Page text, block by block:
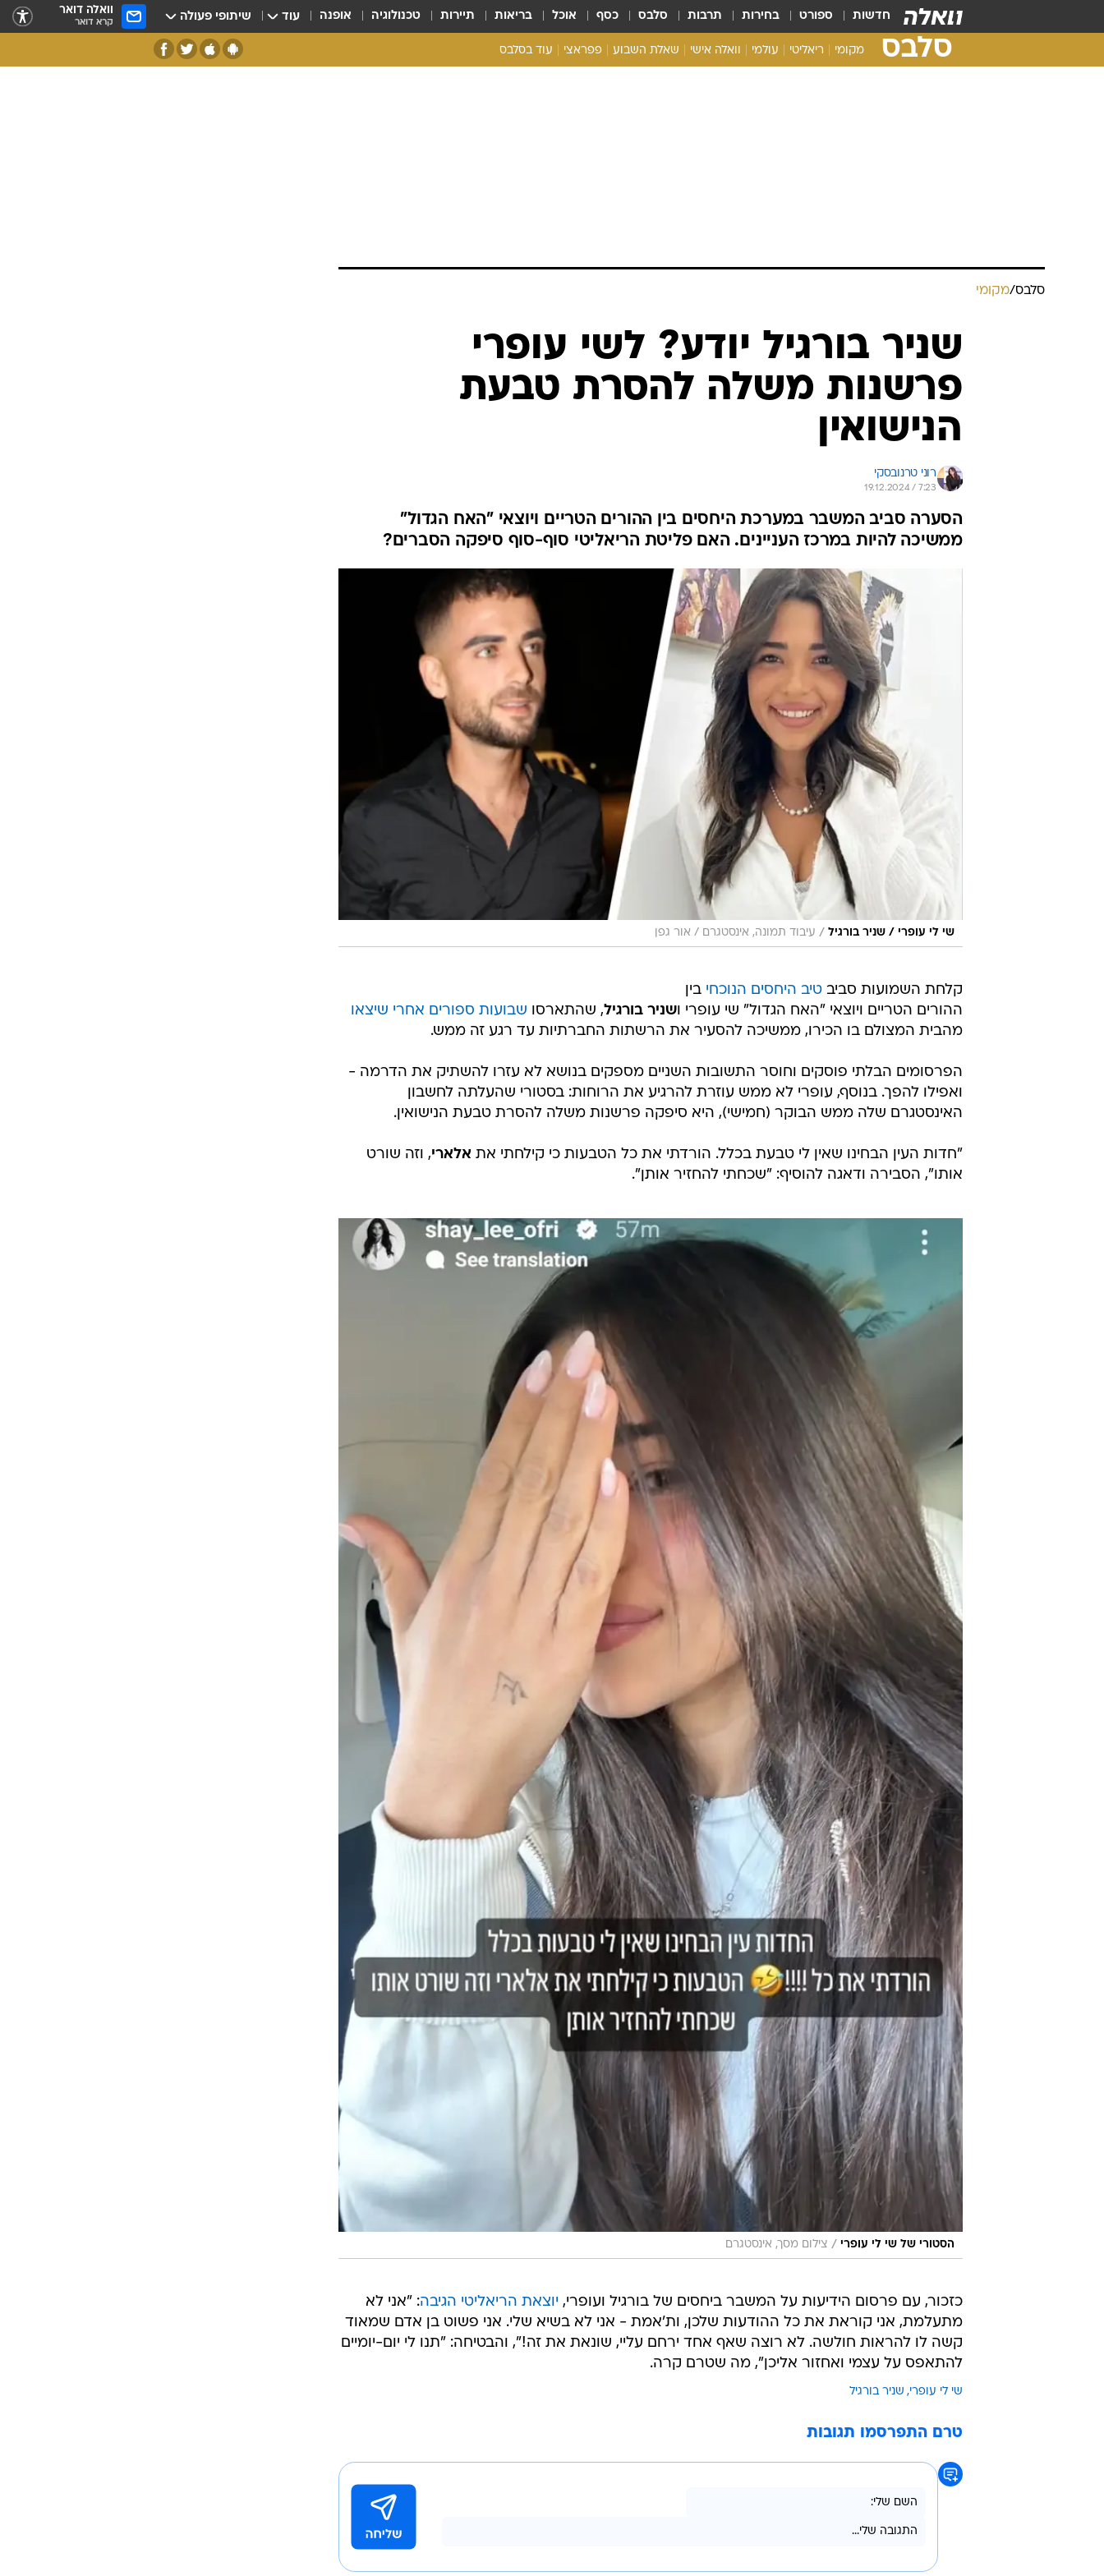
חדשות ספורט בחירות תרבות סלבס כסף אוכל בריאות תיירות טכנולוגיה אופנה עוד שיתופי פעולה וואלה דואר
קרא דואר
סלבס מקומי ריאליטי עולמי וואלה אישי שאלת השבוע פפראצי עוד בסלבס
סלבס/מקומי
שניר בורגיל יודע? לשי עופרי
פרשנות משלה להסרת טבעת
הנישואין
רוני טרנובסקי
19.12.2024 / 7:23
הסערה סביב המשבר במערכת היחסים בין ההורים הטריים ויוצאי "האח הגדול"
ממשיכה להיות במרכז העניינים. האם פליטת הריאליטי סוף-סוף סיפקה הסברים?
שי לי עופרי / שניר בורגיל / עיבוד תמונה, אינסטגרם / אור גפן
קלחת השמועות סביב טיב היחסים הנוכחי בין
ההורים הטריים ויוצאי "האח הגדול" שי עופרי ושניר בורגיל, שהתארסו שבועות ספורים אחרי שיצאו
מהבית המצולם בו הכירו, ממשיכה להסעיר את הרשתות החברתיות עד רגע זה ממש.
הפרסומים הבלתי פוסקים וחוסר התשובות השניים מספקים בנושא לא עזרו להשתיק את הדרמה -
ואפילו להפך. בנוסף, עופרי לא ממש עוזרת להרגיע את הרוחות: בסטורי שהעלתה לחשבון
האינסטגרם שלה ממש הבוקר (חמישי), היא סיפקה פרשנות משלה להסרת טבעת הנישואין.
"חדות העין הבחינו שאין לי טבעת בכלל. הורדתי את כל הטבעות כי קילחתי את אלארי, וזה שורט
אותו", הסבירה ודאגה להוסיף: "שכחתי להחזיר אותן".
הסטורי של שי לי עופרי / צילום מסך, אינסטגרם
כזכור, עם פרסום הידיעות על המשבר ביחסים של בורגיל ועופרי, יוצאת הריאליטי הגיבה: "אני לא
מתעלמת, אני קוראת את כל ההודעות שלכן, ות'אמת - אני לא בשיא שלי. אני פשוט בן אדם שמאוד
קשה לו להראות חולשה. לא רוצה שאף אחד ירחם עליי, שונאת את זה!", והבטיחה: "תנו לי יום-יומיים
להתאפס על עצמי ואחזור אליכן", מה שטרם קרה.
שי לי עופרי שניר בורגיל
טרם התפרסמו תגובות